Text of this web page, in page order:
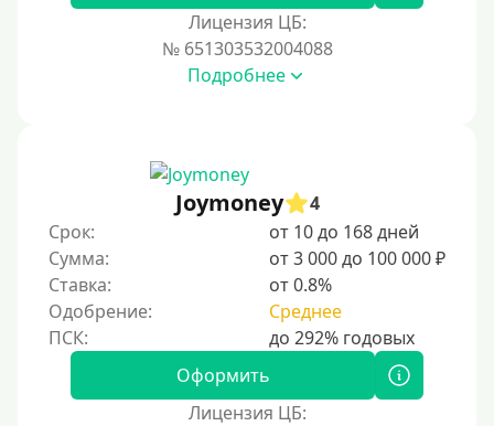
С пролонгацией (продлением)
Под высокий процент
С ежемесячным платежом
Под низкий процент
Без процентов
Первый займ без процентов
Без процентов на 30 дней
Лицензия ЦБ:
№ 651303532004088
Подробнее
Joymoney
4
Срок:
от 10 до 168 дней
Сумма:
от 3 000 до 100 000 ₽
Ставка:
от 0.8%
Одобрение:
Среднее
Оформить
Лицензия ЦБ: